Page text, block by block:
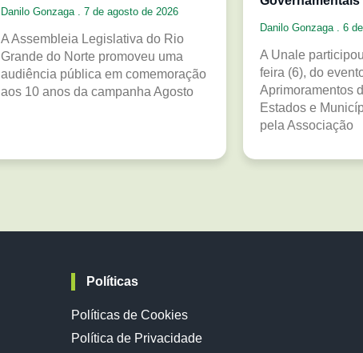
Danilo Gonzaga 7 de agosto de 2026
A Assembleia Legislativa do Rio
Grande do Norte promoveu uma
audiência pública em comemoração
aos 10 anos da campanha Agosto
Danilo Gonzaga 6
A Unale
feira (6), do
Aprimoramentos
Estados e
pela Associação
Políticas
Políticas de Cookies
Política de Privacidade